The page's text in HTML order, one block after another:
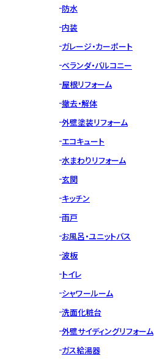
防水
内装
ガレージ・カーポート
ベランダ・バルコニー
屋根リフォーム
撤去・解体
外壁塗装リフォーム
エコキュート
水まわりリフォーム
玄関
キッチン
雨戸
お風呂・ユニットバス
波板
トイレ
シャワールーム
洗面化粧台
外壁サイディングリフォーム
ガス給湯器